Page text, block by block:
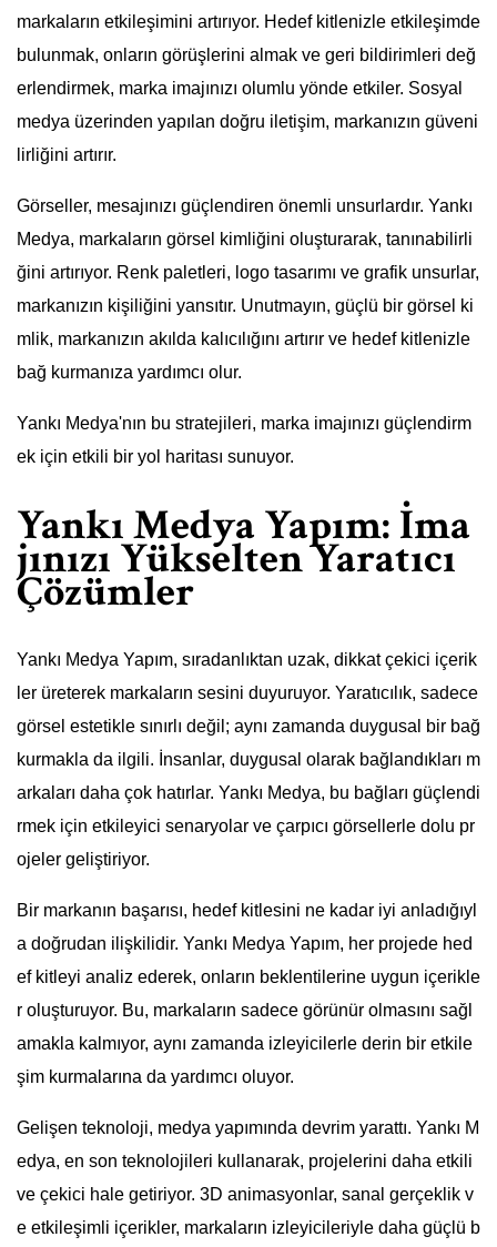
markaların etkileşimini artırıyor. Hedef kitlenizle etkileşimde
bulunmak, onların görüşlerini almak ve geri bildirimleri değ
erlendirmek, marka imajınızı olumlu yönde etkiler. Sosyal
medya üzerinden yapılan doğru iletişim, markanızın güveni
lirliğini artırır.
Görseller, mesajınızı güçlendiren önemli unsurlardır. Yankı
Medya, markaların görsel kimliğini oluşturarak, tanınabilirli
ğini artırıyor. Renk paletleri, logo tasarımı ve grafik unsurlar,
markanızın kişiliğini yansıtır. Unutmayın, güçlü bir görsel ki
mlik, markanızın akılda kalıcılığını artırır ve hedef kitlenizle
bağ kurmanıza yardımcı olur.
Yankı Medya'nın bu stratejileri, marka imajınızı güçlendirm
ek için etkili bir yol haritası sunuyor.
Yankı Medya Yapım: İma
jınızı Yükselten Yaratıcı
Çözümler
Yankı Medya Yapım, sıradanlıktan uzak, dikkat çekici içerik
ler üreterek markaların sesini duyuruyor. Yaratıcılık, sadece
görsel estetikle sınırlı değil; aynı zamanda duygusal bir bağ
kurmakla da ilgili. İnsanlar, duygusal olarak bağlandıkları m
arkaları daha çok hatırlar. Yankı Medya, bu bağları güçlendi
rmek için etkileyici senaryolar ve çarpıcı görsellerle dolu pr
ojeler geliştiriyor.
Bir markanın başarısı, hedef kitlesini ne kadar iyi anladığıyl
a doğrudan ilişkilidir. Yankı Medya Yapım, her projede hed
ef kitleyi analiz ederek, onların beklentilerine uygun içerikle
r oluşturuyor. Bu, markaların sadece görünür olmasını sağl
amakla kalmıyor, aynı zamanda izleyicilerle derin bir etkile
şim kurmalarına da yardımcı oluyor.
Gelişen teknoloji, medya yapımında devrim yarattı. Yankı M
edya, en son teknolojileri kullanarak, projelerini daha etkili
ve çekici hale getiriyor. 3D animasyonlar, sanal gerçeklik v
e etkileşimli içerikler, markaların izleyicileriyle daha güçlü b